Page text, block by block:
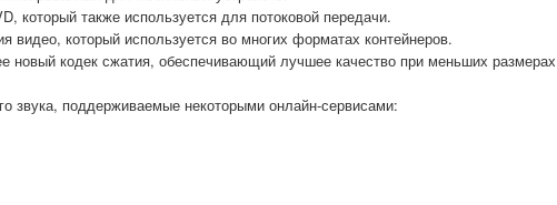
который также используется для потоковой передачи.
видео, который используется во многих форматах контейнеров.
новый кодек сжатия, обеспечивающий лучшее качество при меньших размерах
звука, поддерживаемые некоторыми онлайн-сервисами: